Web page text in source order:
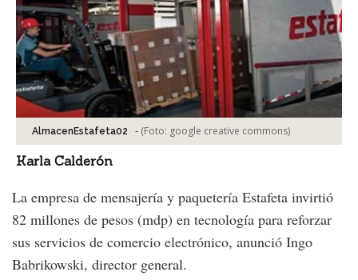
AlmacenEstafeta02 - (Foto: google creative commons)
Karla Calderón
La empresa de mensajería y paquetería Estafeta invirtió
82 millones de pesos (mdp) en tecnología para reforzar
sus servicios de comercio electrónico, anunció Ingo
Babrikowski, director general.